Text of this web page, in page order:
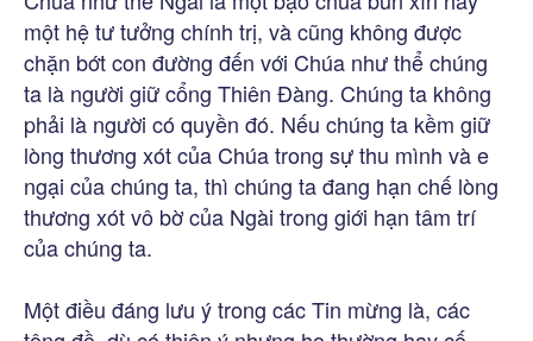
một hệ tư tưởng chính trị, và cũng không được
chặn bớt con đường đến với Chúa như thể chúng
ta là người giữ cổng Thiên Đàng. Chúng ta không
phải là người có quyền đó. Nếu chúng ta kềm giữ
lòng thương xót của Chúa trong sự thu mình và e
ngại của chúng ta, thì chúng ta đang hạn chế lòng
thương xót vô bờ của Ngài trong giới hạn tâm trí
của chúng ta.
Một điều đáng lưu ý trong các Tin mừng là, các